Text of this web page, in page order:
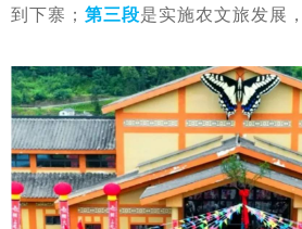
到下寨； 第三段是实施农文旅发展